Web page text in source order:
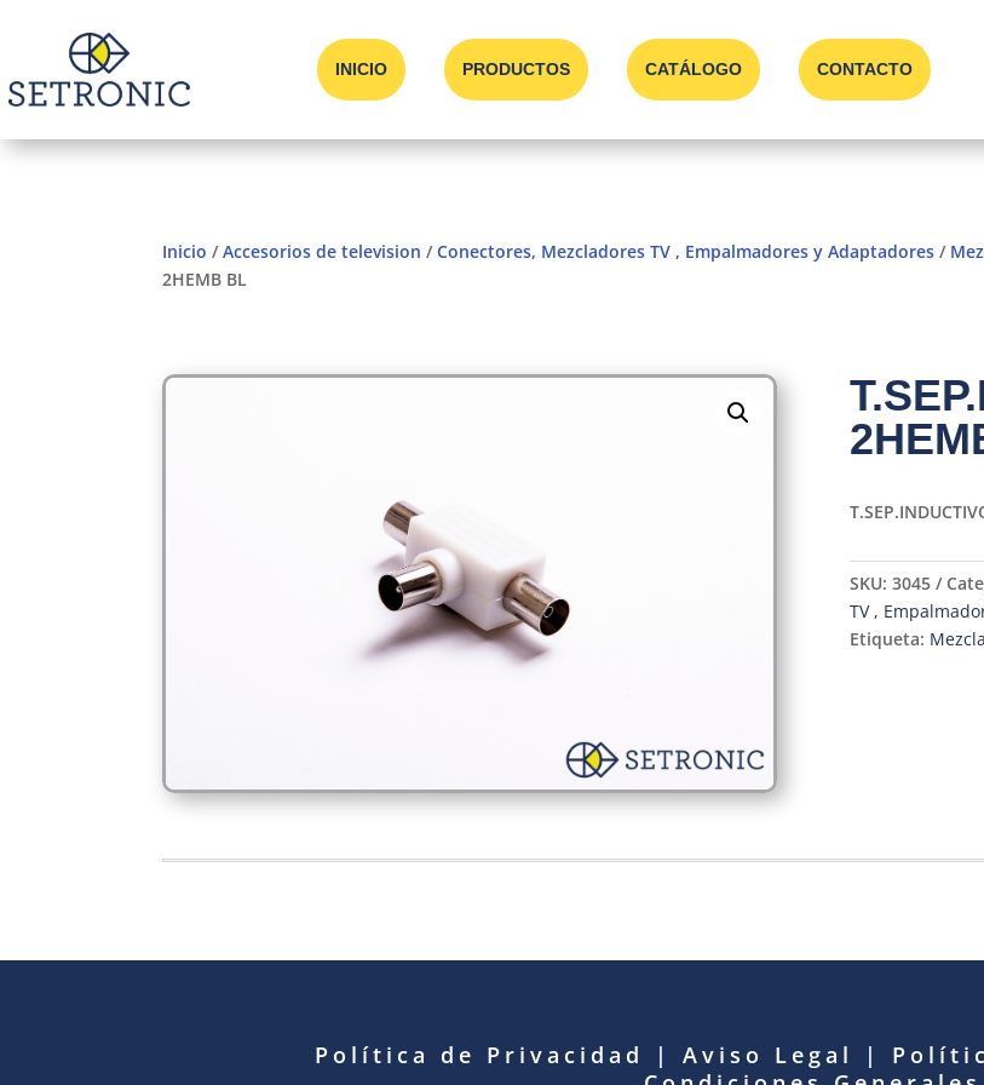
INICIO PRODUCTOS CATÁLOGO CONTACTO
Inicio /Accesorios de television /Conectores, Mezcladores TV , Empalmadores y Adaptadores /
2HEMB BL
SKU: 3045
TV ,
Etiqueta:
Política de Privacidad | Aviso Legal |